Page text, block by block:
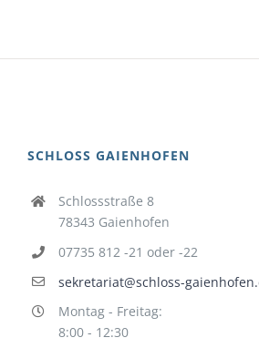
SCHLOSS GAIENHOFEN
Schlossstraße 8
78343 Gaienhofen
07735 812 -21 oder -22
sekretariat@schloss-
Montag - Freitag:
8:00 - 12:30